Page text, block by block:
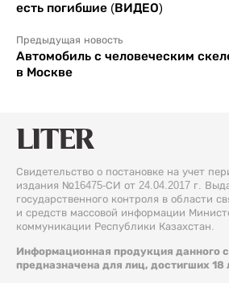
есть погибшие (ВИДЕО)
Предыдущая новость
Автомобиль с человеческим
в Москве
Свидетельство о постановке на учет
издания №16475-СИ от 24.04.2017 г.
государственного контроля в области
и средств массовой информации
коммуникации Республики Казахстан.
Информационная продукция данного
предназначена для лиц, достигших 18